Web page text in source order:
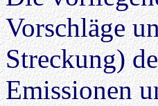
Vorschläge
Streckung)
Emissionen